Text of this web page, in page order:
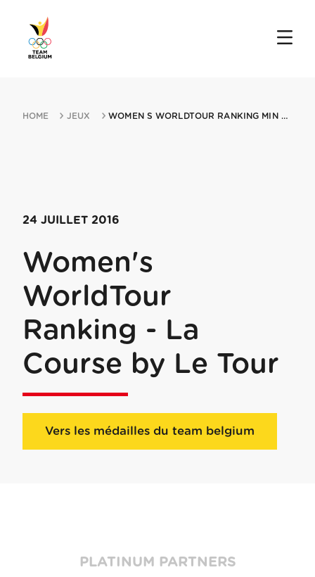
HOME JEUX WOMEN S WORLDTOUR RANKING MIN LA COURSE BY LE TOUR 24072016 PARIS
24 JUILLET 2016
Women's
WorldTour
Ranking - La
Course by Le Tour
Vers les médailles du team belgium
PLATINUM PARTNERS